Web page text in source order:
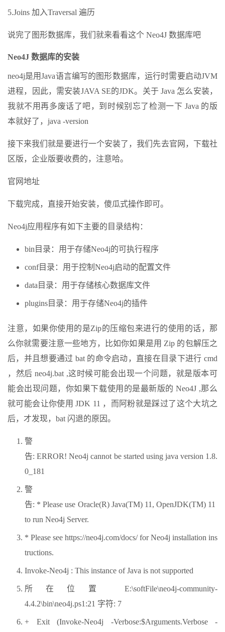
5.Joins 加入Traversal 遍历
说完了图形数据库，我们就来看看这个 Neo4J 数据库吧
Neo4J 数据库的安装
neo4j是用Java语言编写的图形数据库，运行时需要启动JVM
进程，因此，需安装JAVA SE的JDK。关于 Java 怎么安装，
我就不用再多废话了吧，到时候别忘了检测一下 Java 的版
本就好了，java -version
接下来我们就是要进行一个安装了，我们先去官网，下载社
区版，企业版要收费的，注意哈。
官网地址
下载完成，直接开始安装，傻瓜式操作即可。
Neo4j应用程序有如下主要的目录结构：
bin目录：用于存储Neo4j的可执行程序
conf目录：用于控制Neo4j启动的配置文件
data目录：用于存储核心数据库文件
plugins目录：用于存储Neo4j的插件
注意，如果你使用的是Zip的压缩包来进行的使用的话，那
么你就需要注意一些地方，比如你如果是用 Zip 的包解压之
后，并且想要通过 bat 的命令启动，直接在目录下进行 cmd
，然后 neo4j.bat ,这时候可能会出现一个问题，就是版本可
能会出现问题，你如果下载使用的是最新版的 Neo4J ,那么
就可能会让你使用 JDK 11 ，而阿粉就是踩过了这个大坑之
后，才发现，bat 闪退的原因。
警
告: ERROR! Neo4j cannot be started using java version 1.8.
0_181
警
告: * Please use Oracle(R) Java(TM) 11, OpenJDK(TM) 11
to run Neo4j Server.
* Please see https://neo4j.com/docs/ for Neo4j installation ins
tructions.
Invoke-Neo4j : This instance of Java is not supported
所在位置 E:\softFile\neo4j-community-
4.4.2\bin\neo4j.ps1:21 字符: 7
+ Exit (Invoke-Neo4j -Verbose:$Arguments.Verbose -